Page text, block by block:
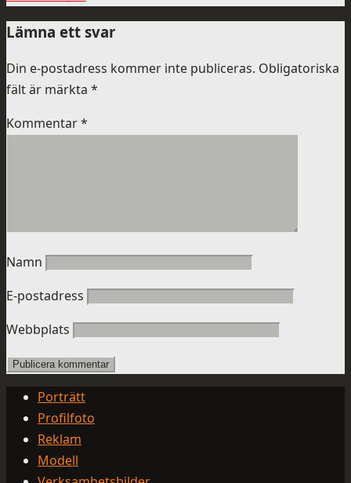
Lämna ett svar
Din e-postadress kommer inte publiceras. Obligatoriska
fält är märkta *
Kommentar*
Namn
E-postadress
Webbplats
Porträtt
Profilfoto
Reklam
Modell